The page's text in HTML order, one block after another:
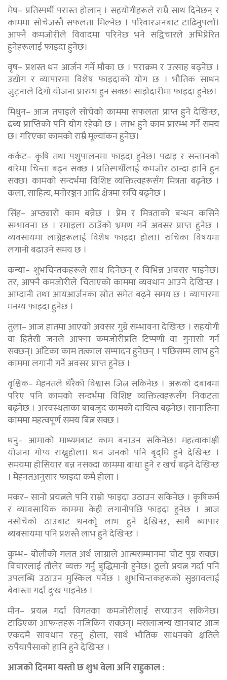
मेष– प्रतिस्पर्धी परास्त होलान् । सहयोगीहरूले राम्रै साथ दिनेछन् र
काममा सोचेजस्तै सफलता मिल्नेछ । परिवारजनबाट टाढिनुपर्ला।
आफ्नै कमजोरीले विवादमा परिनेछ भने सद्विचारले अभिप्रेरित
हुनेहरूलाई फाइदा हुनेछ।
वृष– प्रशस्त धन आर्जन गर्ने मौका छ । पराक्रम र उत्साह बढ्नेछ ।
उद्योग र व्यापारमा विशेष फाइदाको योग छ । भौतिक साधन
जुट्नाले दिगो योजना प्रारम्भ हुन सक्छ। साझेदारीमा फाइदा हुनेछ।
मिथुन– आज तपाइले सोचेको काममा सफलता प्राप्त हुने देखिन्छ,
द्रब्य प्राप्तिको पनि योग रहेको छ । लाभ हुने काम प्रारम्भ गर्ने समय
छ। गरिएका कामको राम्रै मूल्यांकन हुनेछ।
कर्कट– कृषि तथा पशुपालनमा फाइदा हुनेछ। पढाइ र सन्तानको
बारेमा चिन्ता बढ्न सक्छ । प्रतिस्पर्धीलाई कमजोर ठान्दा हानि हुन
सक्छ। कामको सन्दर्भमा विशिष्ट व्यक्तित्वहरूसँग मित्रता बढ्नेछ ।
कला, साहित्य, मनोरञ्जन आदि क्षेत्रमा रुचि बढ्नेछ ।
सिंह– अप्ठ्यारो काम बन्नेछ । प्रेम र मित्रताको बन्धन कसिने
सम्भावना छ । रमाइला ठाउँको भ्रमण गर्ने अवसर प्राप्त हुनेछ ।
व्यवसायमा लाग्नेहरूलाई विशेष फाइदा होला। रुचिका विषयमा
लगानी बढाउने समय छ ।
कन्या– शुभचिन्तकहरूले साथ दिनेछन् र विभिन्न अवसर पाइनेछ।
तर, आफ्नै कमजोरीले चिताएको काममा व्यवधान आउने देखिन्छ ।
आम्दानी तथा आयआर्जनका स्रोत समेत बढ्ने समय छ । व्यापारमा
मनग्य फाइदा हुनेछ ।
तुला– आज हातमा आएको अवसर गुम्ने सम्भावना देखिन्छ । सहयोगी
वा हितैसी जनले आफ्ना कमजोरीप्रति टिप्पणी वा गुनासो गर्न
सक्छन्। आँटेका काम तत्काल सम्पादन हुनेछन् । पछिसम्म लाभ हुने
काममा लगानी गर्ने अवसर प्राप्त हुनेछ ।
वृश्चिक– मेहनतले धेरैको विश्वास जित्न सकिनेछ । अरूको दबाबमा
परिए पनि कामको सन्दर्भमा विशिष्ट व्यक्तित्वहरूसँग निकटता
बढ्नेछ । अस्वस्थताका बाबजुद कामको दायित्व बढ्नेछ। सानातिना
काममा महत्वपूर्ण समय बित्न सक्छ ।
धनु– आमाको माध्यमबाट काम बनाउन सकिनेछ। महत्वाकांक्षी
योजना गोप्य राख्नुहोला। धन जनको पनि बृद्घि हुने देखिन्छ ।
समयमा होसियार बन्न नसक्दा काममा बाधा हुने र खर्च बढ्ने देखिन्छ
। मेहनतअनुसार फाइदा कमै होला ।
मकर– सानो प्रयत्नले पनि राम्रो फाइदा उठाउन सकिनेछ । कृषिकर्म
र व्यावसायिक काममा केही लगानीपछि फाइदा हुनेछ । आज
नसोचेको ठाउबाट धनकोृ लाभ हुने देखिन्छ, साथै ब्यापार
ब्यबसायमा पनि प्रशस्तै लाभ हुने देखिन्छ ।
कुम्भ– बोलीको गलत अर्थ लाग्नाले आत्मसम्मानमा चोट पुग्न सक्छ।
विचारलाई तौलेर व्यक्त गर्नु बुद्धिमानी हुनेछ। ठूलो प्रयत्न गर्दा पनि
उपलब्धि उठाउन मुस्किल पर्नेछ । शुभचिन्तकहरूको सुझावलाई
बेवास्ता गर्दा दुःख पाइनेछ ।
मीन– प्रयत्न गर्दा विगतका कमजोरीलाई सच्याउन सकिनेछ।
टाढिएका आफन्तहरू नजिकिन सक्छन्। मसलाजन्य खानबाट आज
एकदमै सावधान रहनु होला, साथै भौतिक साधनको क्षतिले
रुपैयापैसाको हानि हुने देखिन्छ ।
आजको दिनमा यस्तो छ शुभ वेला अनि राहुकाल :